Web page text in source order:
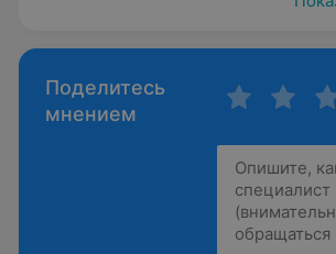
Поделитесь
мнением